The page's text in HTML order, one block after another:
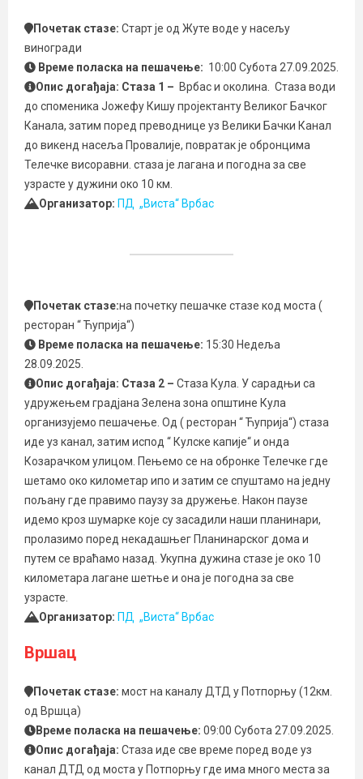
Почетак стазе: Старт је од Жуте воде у насељу
виногради
Време поласка на пешачење: 10:00 Субота 27.09.2025.
Опис догађаја: Стаза 1 – Врбас и околина. Стаза води
до споменика Јожефу Кишу пројектанту Великог Бачког
Канала, затим поред преводнице уз Велики Бачки Канал
до викенд насеља Провалије, повратак је обронцима
Телечке висоравни. стаза је лагана и погодна за све
узрасте у дужини око 10 км.
Организатор: ПД „Виста“ Врбас
Почетак стазе:на почетку пешачке стазе код моста (
ресторан “ Ћуприја“)
Време поласка на пешачење: 15:30 Недеља
28.09.2025.
Опис догађаја: Стаза 2 – Стаза Кула. У сарадњи са
удружењем градјана Зелена зона општине Кула
организујемо пешачење. Од ( ресторан “ Ћуприја“) стаза
иде уз канал, затим испод “ Кулске капије“ и онда
Козарачком улицом. Пењемо се на обронке Телечке где
шетамо око километар ипо и затим се спуштамо на једну
пољану где правимо паузу за дружење. Након паузе
идемо кроз шумарке које су засадили наши планинари,
пролазимо поред некадашњег Планинарског дома и
путем се враћамо назад. Укупна дужина стазе је око 10
километара лагане шетње и она је погодна за све
узрасте.
Организатор: ПД „Виста“ Врбас
Вршац
Почетак стазе: мост на каналу ДТД у Потпорњу (12км.
од Вршца)
Време поласка на пешачење: 09:00 Субота 27.09.2025.
Опис догађаја: Стаза иде све време поред воде уз
канал ДТД од моста у Потпорњу где има много места за